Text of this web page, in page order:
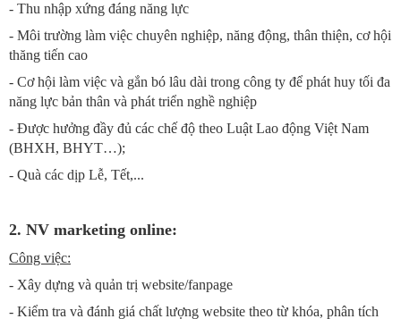
- Thu nhập xứng đáng năng lực
- Môi trường làm việc chuyên nghiệp, năng động, thân thiện, cơ hội
thăng tiến cao
- Cơ hội làm việc và gắn bó lâu dài trong công ty để phát huy tối đa
năng lực bản thân và phát triển nghề nghiệp
- Được hưởng đầy đủ các chế độ theo Luật Lao động Việt Nam
(BHXH, BHYT…);
- Quà các dịp Lễ, Tết,...
2. NV marketing online:
Công việc:
- Xây dựng và quản trị website/fanpage
- Kiểm tra và đánh giá chất lượng website theo từ khóa, phân tích